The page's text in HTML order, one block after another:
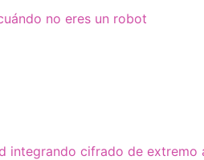
no eres un robot
integrando cifrado de extremo